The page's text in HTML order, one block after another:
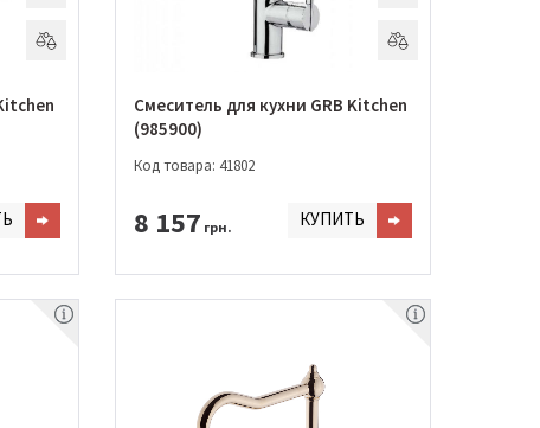
Смеситель для кухни GRB Kitchen
(985900)
Код товара: 41802
8 157 грн. КУПИТЬ